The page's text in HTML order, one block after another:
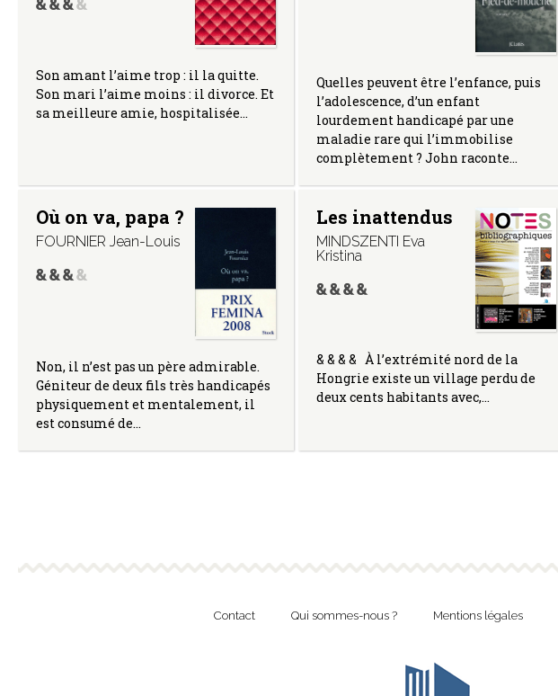
Son amant l’aime trop : il la quitte.
Son mari l’aime moins : il divorce. Et
sa meilleure amie, hospitalisée…
Quelles peuvent être l’enfance, puis
l’adolescence, d’un enfant
lourdement handicapé par une
maladie rare qui l’immobilise
complètement ? John raconte…
Où on va, papa ?
FOURNIER Jean-Louis
Non, il n’est pas un père admirable.
Géniteur de deux fils très handicapés
physiquement et mentalement, il
est consumé de…
Les inattendus
MINDSZENTI Eva
Kristina
& & & & À l’extrémité nord de la
Hongrie existe un village perdu de
deux cents habitants avec,…
Contact Qui sommes-nous ? Mentions légales